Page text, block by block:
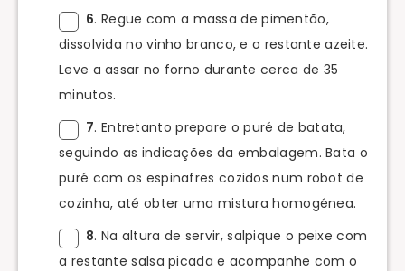
6. Regue com a massa de pimentão,
dissolvida no vinho branco, e o restante azeite.
Leve a assar no forno durante cerca de 35
minutos.
7. Entretanto prepare o puré de batata,
seguindo as indicações da embalagem. Bata o
puré com os espinafres cozidos num robot de
cozinha, até obter uma mistura homogénea.
8. Na altura de servir, salpique o peixe com
a restante salsa picada e acompanhe com o